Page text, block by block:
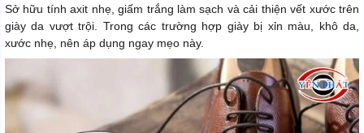
Sở hữu tính axit nhẹ, giấm trắng làm sạch và cải thiện vết xước trên
giày da vượt trội. Trong các trường hợp giày bị xỉn màu, khô da,
xước nhẹ, nên áp dụng ngay mẹo này.